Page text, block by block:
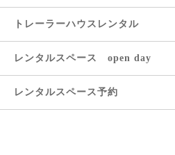
トレーラーハウスレンタル
レンタルスペース open day
レンタルスペース予約